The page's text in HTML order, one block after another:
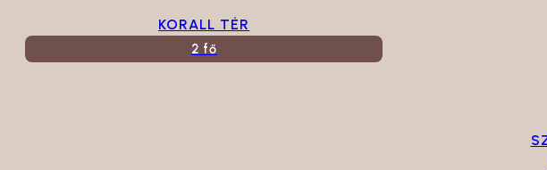
KORALL TÉR
2 fő